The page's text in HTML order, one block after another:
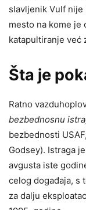
slavljenik Vulf nije
mesto na kome je
katapultiranje već
Šta je
Ratno
bezbednosnu
bezbednosti
Godsey). Istraga
avgusta iste
celog događaja, s
za dalju